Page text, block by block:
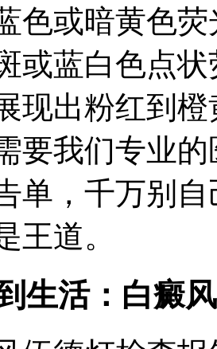
色或暗黄色
或蓝白色点
现出粉红到
要我们专业
单，千万别
王道。
生活：白癜